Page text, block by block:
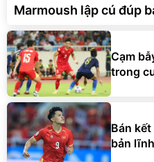
Marmoush lập cú đúp
Cạm
trong
Bán
bản